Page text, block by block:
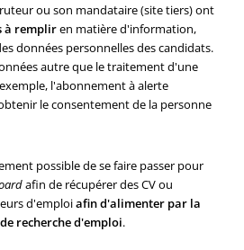
ou son mandataire (site tiers) ont
à rempliren matière d'information,
données personnelles des candidats.
autre que le traitement d'une
l'abonnement à alerte
le consentement de la personne
possible de se faire passer pour
afin de récupérer des CV ou
d'emploiafin d'alimenter par la
recherche d'emploi.